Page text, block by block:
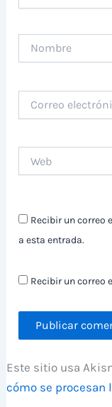
electrónico
Recibir un correo
a esta entrada.
Recibir un correo
Este sitio usa
cómo se procesan